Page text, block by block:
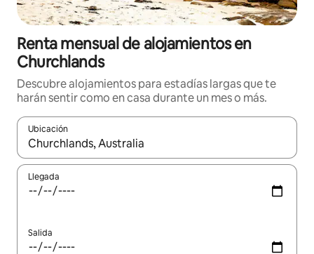
Renta mensual de alojamientos en
Churchlands
Descubre alojamientos para estadías largas que te
harán sentir como en casa durante un mes o más.
Ubicación
Cuando los resultados estén disponibles, navega con las
Llegada
Salida